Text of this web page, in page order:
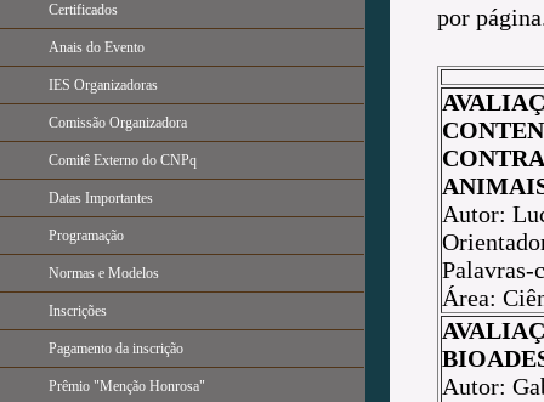
Certificados
Anais do Evento
IES Organizadoras
Comissão Organizadora
Comitê Externo do CNPq
Datas Importantes
Programação
Normas e Modelos
Inscrições
Pagamento da inscrição
Prêmio "Menção Honrosa"
por
Autor:
Palavras-
Área:
Autor: